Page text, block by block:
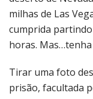
milhas de Las
cumprida partindo
horas. Mas…tenha
Tirar uma foto
prisão, facultada